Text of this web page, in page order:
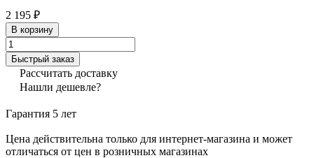
2 195 ₽
В корзину
Быстрый заказ
Рассчитать доставку
Нашли дешевле?
Гарантия 5 лет
Цена действительна только для интернет-магазина и может
отличаться от цен в розничных магазинах